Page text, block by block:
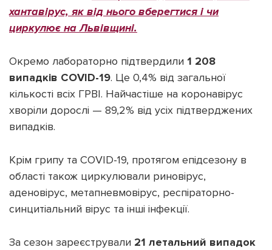
хантавірус, як від нього вберегтися і чи
циркулює на Львівщині.
Окремо лабораторно підтвердили 1 208
випадків COVID-19. Це 0,4% від загальної
кількості всіх ГРВІ. Найчастіше на коронавірус
хворіли дорослі — 89,2% від усіх підтверджених
випадків.
Крім грипу та COVID-19, протягом епідсезону в
області також циркулювали риновірус,
аденовірус, метапневмовірус, респіраторно-
синцитіальний вірус та інші інфекції.
За сезон зареєстрували 21 летальний випадок